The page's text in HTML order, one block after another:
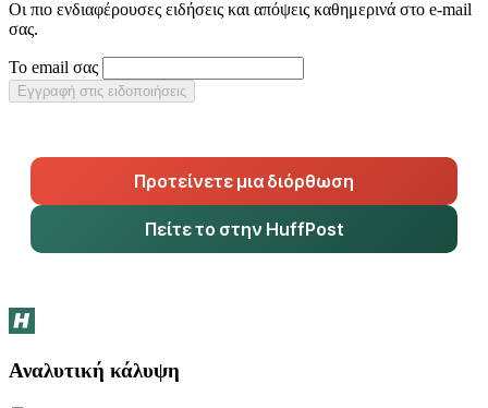
Οι πιο ενδιαφέρουσες ειδήσεις και απόψεις καθημερινά στο e-mail
σας.
Το email σας
Εγγραφή στις ειδοποιήσεις
Προτείνετε μια διόρθωση
Πείτε το στην HuffPost
Αναλυτική κάλυψη